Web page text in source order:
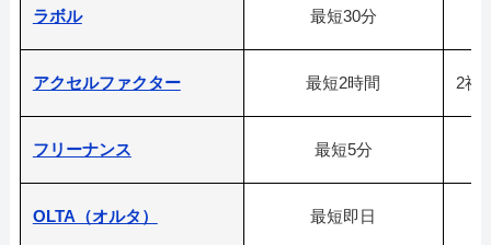
ラボル 最短30分
アクセルファクター 最短2時間 2社
フリーナンス 最短5分
OLTA（オルタ） 最短即日